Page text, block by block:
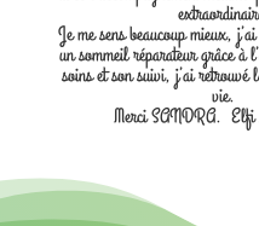
Je me sens beaucoup mieux,
un sommeil réparateur grâce à
soins et son suivi, j’ai retrouvé
vie.
Merci SANDRA. Elfi